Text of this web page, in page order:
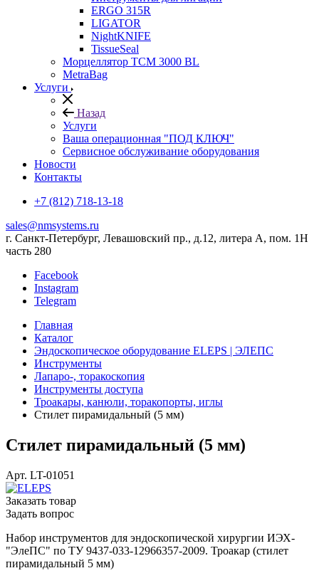
ERGO 315R
LIGATOR
NightKNIFE
TissueSeal
Морцеллятор ТСМ 3000 BL
MetraBag
Услуги
Назад
Услуги
Ваша операционная "ПОД КЛЮЧ"
Сервисное обслуживание оборудования
Новости
Контакты
+7 (812) 718-13-18
sales@nmsystems.ru
г. Санкт-Петербург, Левашовский пр., д.12, литера А, пом. 1Н
часть 280
Facebook
Instagram
Telegram
Главная
Каталог
Эндоскопическое оборудование ELEPS | ЭЛЕПС
Инструменты
Лапаро-, торакоскопия
Инструменты доступа
Троакары, канюли, торакопорты, иглы
Стилет пирамидальный (5 мм)
Стилет пирамидальный (5 мм)
Арт. LT-01051
Заказать товар
Задать вопрос
Набор инструментов для эндоскопической хирургии ИЭХ-
"ЭлеПС" по ТУ 9437-033-12966357-2009. Троакар (стилет
пирамидальный 5 мм)